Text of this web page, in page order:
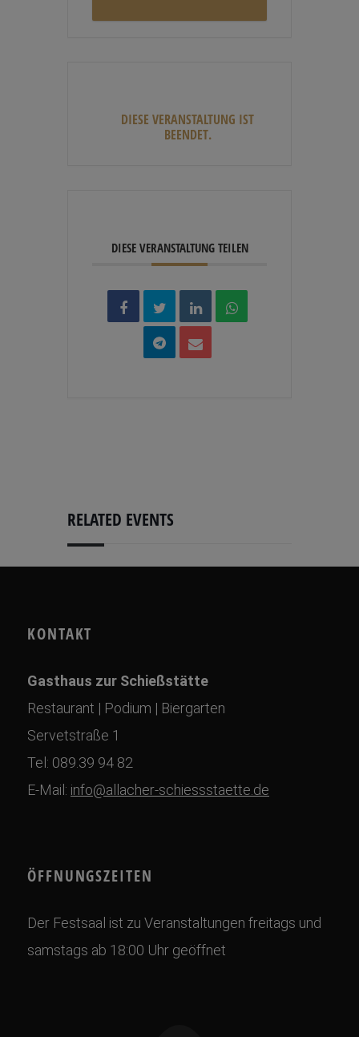
DIESE VERANSTALTUNG IST
BEENDET.
DIESE VERANSTALTUNG TEILEN
RELATED EVENTS
KONTAKT
Gasthaus zur Schießstätte
Restaurant | Podium | Biergarten
Servetstraße 1
Tel: 089.39 94 82
E-Mail: info@allacher-schiessstaette.de
ÖFFNUNGSZEITEN
Der Festsaal ist zu Veranstaltungen freitags und
samstags ab 18:00 Uhr geöffnet